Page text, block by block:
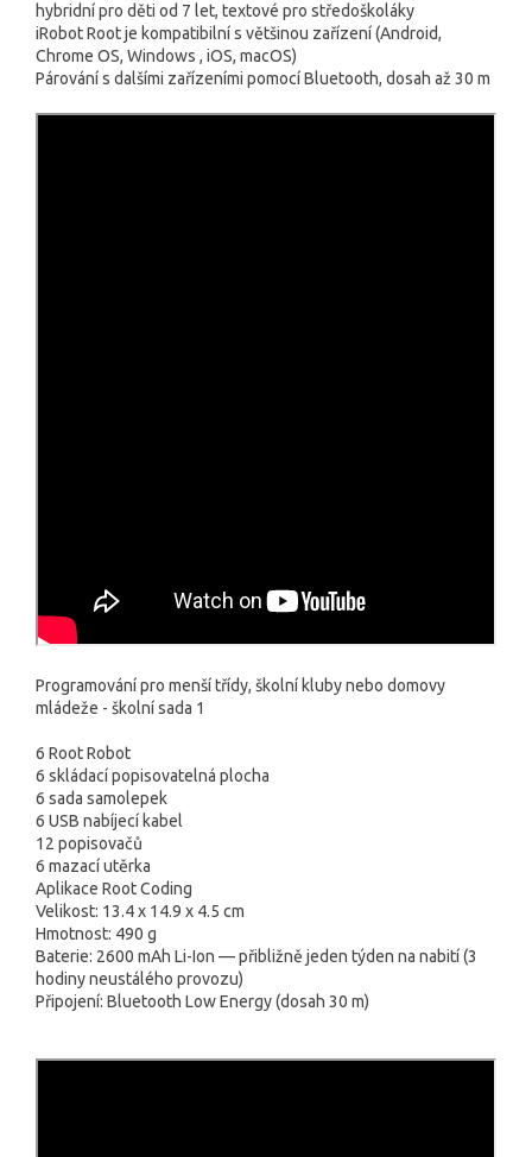
hybridní pro děti od 7 let, textové pro středoškoláky
iRobot Root je kompatibilní s většinou zařízení (Android,
Chrome OS, Windows , iOS, macOS)
Párování s dalšími zařízeními pomocí Bluetooth, dosah až 30 m
Programování pro menší třídy, školní kluby nebo domovy
mládeže - školní sada 1
6 Root Robot
6 skládací popisovatelná plocha
6 sada samolepek
6 USB nabíjecí kabel
12 popisovačů
6 mazací utěrka
Aplikace Root Coding
Velikost: 13.4 x 14.9 x 4.5 cm
Hmotnost: 490 g
Baterie: 2600 mAh Li-Ion — přibližně jeden týden na nabití (3
hodiny neustálého provozu)
Připojení: Bluetooth Low Energy (dosah 30 m)